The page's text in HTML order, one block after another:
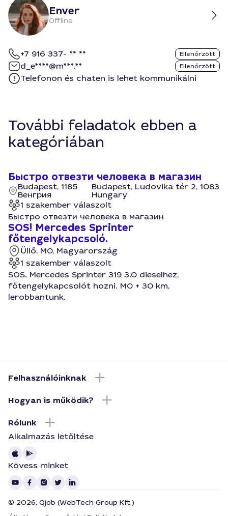
Enver
Offline
+7 916 337- ** ** Ellenőrzött
d_e****@m***.** Ellenőrzött
Telefonon és chaten is lehet kommunikálni
További feladatok ebben a
kategóriában
Быстро отвезти человека в магазин
Budapest, 1185
Венгрия
Budapest, Ludovika tér 2, 1083
Hungary
1 szakember válaszolt
Быстро отвезти человека в магазин
SOS! Mercedes Sprinter
főtengelykapcsoló.
Üllő, M0, Magyarország
1 szakember válaszolt
SOS. Mercedes Sprinter 319 3.0 dieselhez,
főtengelykapcsolót hozni. M0 + 30 km,
lerobbantunk.
Felhasználóinknak
Hogyan is működik?
Rólunk
Alkalmazás letőltése
Kövess minket
© 2026, Qjob (WebTech Group Kft.)